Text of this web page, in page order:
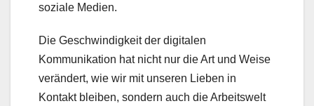
soziale Medien.
Die Geschwindigkeit der digitalen
Kommunikation hat nicht nur die Art und Weise
verändert, wie wir mit unseren Lieben in
Kontakt bleiben, sondern auch die Arbeitswelt